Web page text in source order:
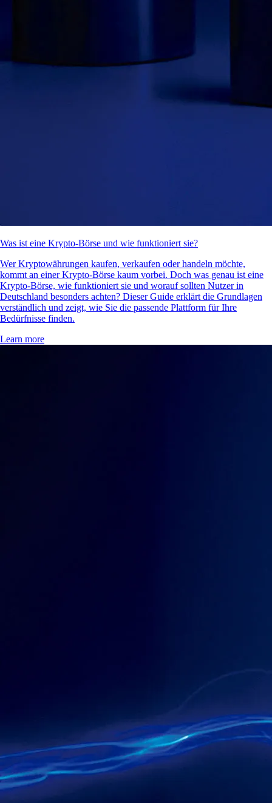
Was ist eine Krypto-Börse und wie funktioniert sie?
Wer Kryptowährungen kaufen, verkaufen oder handeln möchte,
kommt an einer Krypto-Börse kaum vorbei. Doch was genau ist eine
Krypto-Börse, wie funktioniert sie und worauf sollten Nutzer in
Deutschland besonders achten? Dieser Guide erklärt die Grundlagen
verständlich und zeigt, wie Sie die passende Plattform für Ihre
Bedürfnisse finden.
Learn more